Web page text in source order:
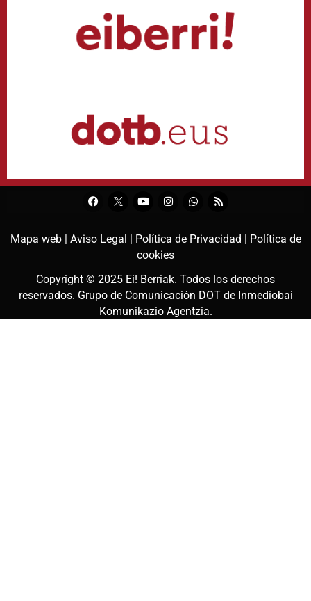
Mapa web | Aviso Legal | Política de Privacidad | Política de
cookies
Copyright © 2025 Ei! Berriak. Todos los derechos
reservados. Grupo de Comunicación DOT de Inmediobai
Komunikazio Agentzia.